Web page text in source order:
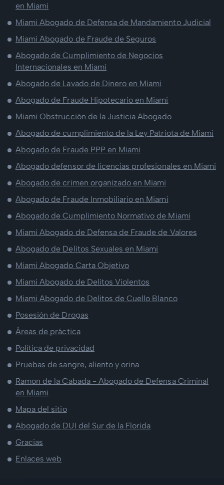
en Miami
Miami Abogado de Defensa de Mandamiento Judicial
Miami Abogado de Fraude de Seguros
Abogado de Cumplimiento de Negocios
Internacionales en Miami
Abogado de Lavado de Dinero en Miami
Abogado de Fraude Hipotecario en Miami
Miami Obstrucción de la Justicia Abogado
Abogado de cumplimiento de la Ley Patriota de Miami
Abogado de Fraude PPP en Miami
Abogado defensor de licencias profesionales en Miami
Abogado de crimen organizado en Miami
Abogado de Fraude Inmobiliario en Miami
Abogado de Cumplimiento Normativo de Miami
Miami Abogado de Defensa de Fraude de Valores
Abogado de Delitos Sexuales en Miami
Miami Abogado Carta Objetivo
Miami Abogado de Delitos Violentos
Miami Abogado de Delitos de Cuello Blanco
Posesión de Drogas
Áreas de práctica
Política de privacidad
Pruebas de sangre, aliento y orina
Ramon de la Cabada - Abogado de Defensa Criminal
en Miami
Mapa del sitio
Abogado de DUI del Sur de la Florida
Gracias
Enlaces web